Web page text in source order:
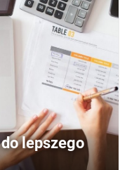
lepszego